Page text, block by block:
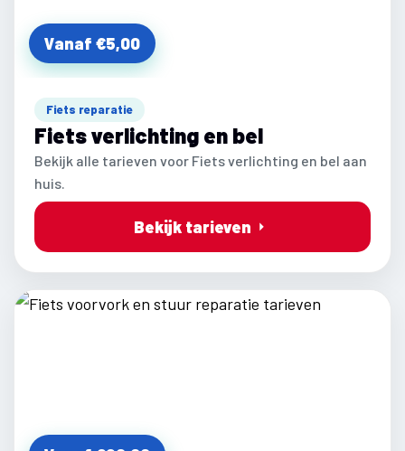
Vanaf €5,00
Fiets reparatie
Fiets verlichting en bel
Bekijk alle tarieven voor Fiets verlichting en bel aan
huis.
Bekijk tarieven